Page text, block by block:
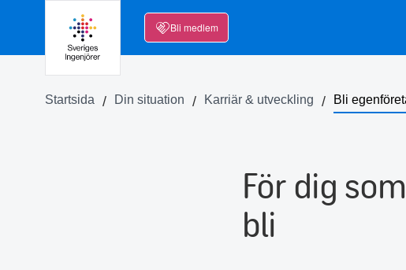
Bli medlem
Startsida Din situation Karriär & utveckling Bli
För dig
bli